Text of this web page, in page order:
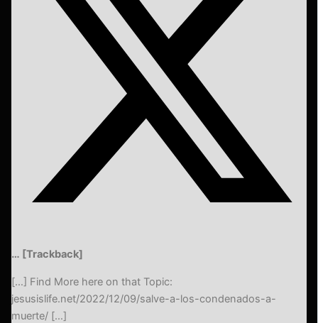
… [Trackback]
[…] Find More here on that Topic:
jesusislife.net/2022/12/09/salve-a-los-condenados-a-
muerte/ […]